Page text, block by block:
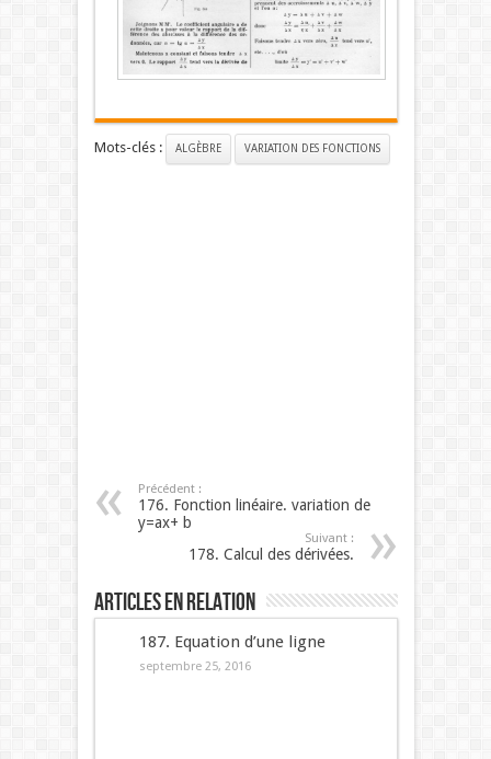
Mots-clés : ALGÈBRE VARIATION DES FONCTIONS
Précédent :
176. Fonction linéaire. variation de
y=ax+ b
Suivant :
178. Calcul des dérivées.
Articles en relation
187. Equation d’une ligne
septembre 25, 2016